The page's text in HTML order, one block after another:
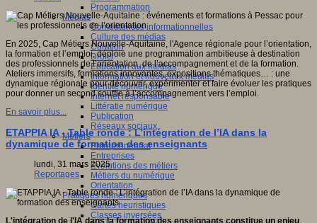
Programmation
Médias
Compétences informationnelles
Culture des médias
Curation
Droits
Education aux médias
Information et nouveaux médias
Identité numérique
Internet responsable
Littératie numérique
Publication
Réseaux sociaux
Métiers
Entrepreneuriat
Entreprises
Evolutions des métiers
Métiers du numérique
Orientation
Pratiques numériques
Cartes heuristiques
Classes inversées
En 2025, Cap Métiers Nouvelle-Aquitaine, l'Agence régionale pour l’orientation,
la formation et l’emploi, déploie une programmation ambitieuse à destination
des professionnels de l’orientation, de l’accompagnement et de la formation.
Ateliers immersifs, formations innovantes, expositions thématiques… : une
dynamique régionale pour découvrir, expérimenter et faire évoluer les pratiques
pour donner un second souffle à l’accompagnement vers l’emploi.
En savoir plus...
ETAPPIA IA - Table ronde : L’intégration de l’IA dans la
dynamique de formation des enseignants
lundi, 31 mars 2025
Reportages